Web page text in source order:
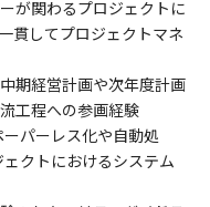
が関わるプロジェクトに
貫してプロジェクトマネ
期経営計画や次年度計画
工程への参画経験
パーレス化や自動処
クトにおけるシステム